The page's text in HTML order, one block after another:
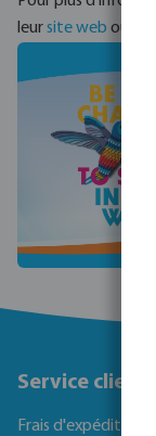
leursite web ou
Service client
Frais d'expédition